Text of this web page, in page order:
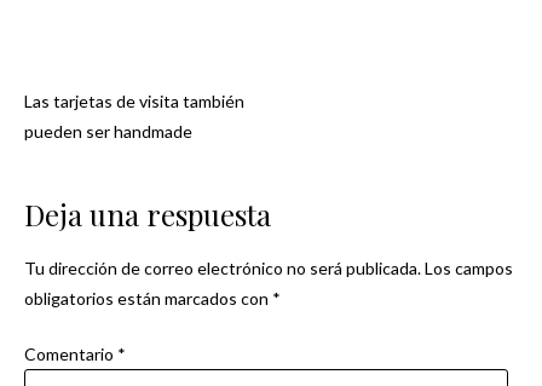
Navegación
Las tarjetas de visita también
pueden ser handmade
Deja una respuesta
Tu dirección de correo electrónico no será publicada.Los campos
obligatorios están marcados con *
Comentario *